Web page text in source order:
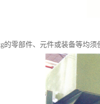
的零部件、元件或装备等均